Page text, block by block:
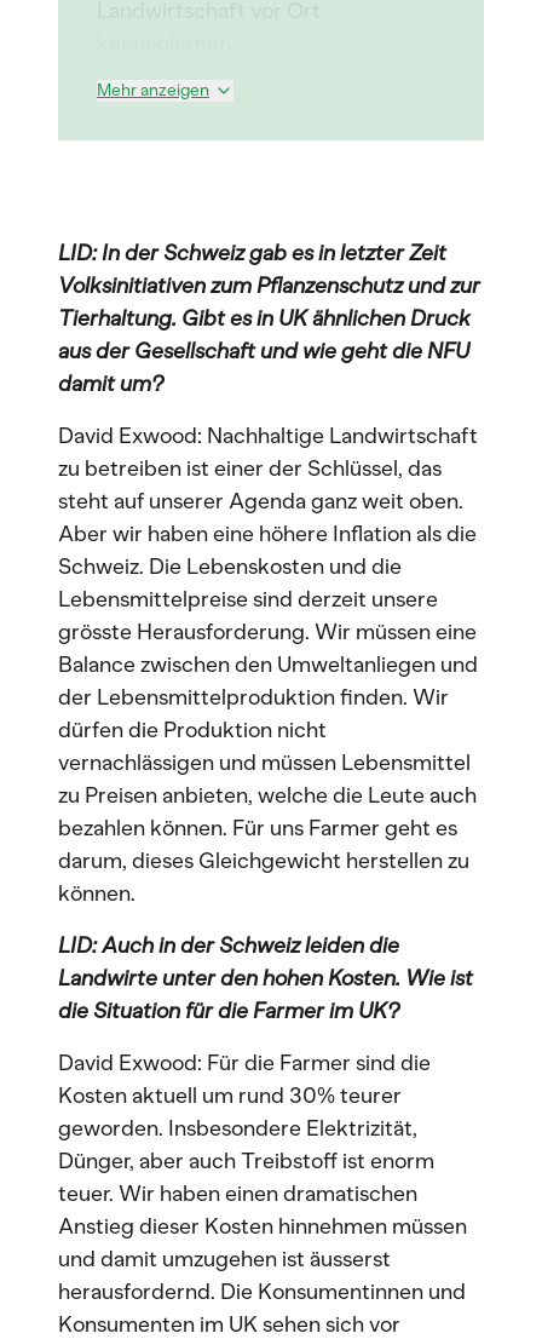
Mehr anzeigen
LID: In der Schweiz gab es in letzter Zeit
Volksinitiativen zum Pflanzenschutz und zur
Tierhaltung. Gibt es in UK ähnlichen Druck
aus der Gesellschaft und wie geht die NFU
damit um?
David Exwood: Nachhaltige Landwirtschaft
zu betreiben ist einer der Schlüssel, das
steht auf unserer Agenda ganz weit oben.
Aber wir haben eine höhere Inflation als die
Schweiz. Die Lebenskosten und die
Lebensmittelpreise sind derzeit unsere
grösste Herausforderung. Wir müssen eine
Balance zwischen den Umweltanliegen und
der Lebensmittelproduktion finden. Wir
dürfen die Produktion nicht
vernachlässigen und müssen Lebensmittel
zu Preisen anbieten, welche die Leute auch
bezahlen können. Für uns Farmer geht es
darum, dieses Gleichgewicht herstellen zu
können.
LID: Auch in der Schweiz leiden die
Landwirte unter den hohen Kosten. Wie ist
die Situation für die Farmer im UK?
David Exwood: Für die Farmer sind die
Kosten aktuell um rund 30% teurer
geworden. Insbesondere Elektrizität,
Dünger, aber auch Treibstoff ist enorm
teuer. Wir haben einen dramatischen
Anstieg dieser Kosten hinnehmen müssen
und damit umzugehen ist äusserst
herausfordernd. Die Konsumentinnen und
Konsumenten im UK sehen sich vor